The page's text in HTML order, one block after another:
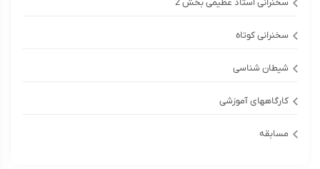
سخنرانی کوتاه
شیطان شناسی
کارگاههای آموزشی
مسابقه